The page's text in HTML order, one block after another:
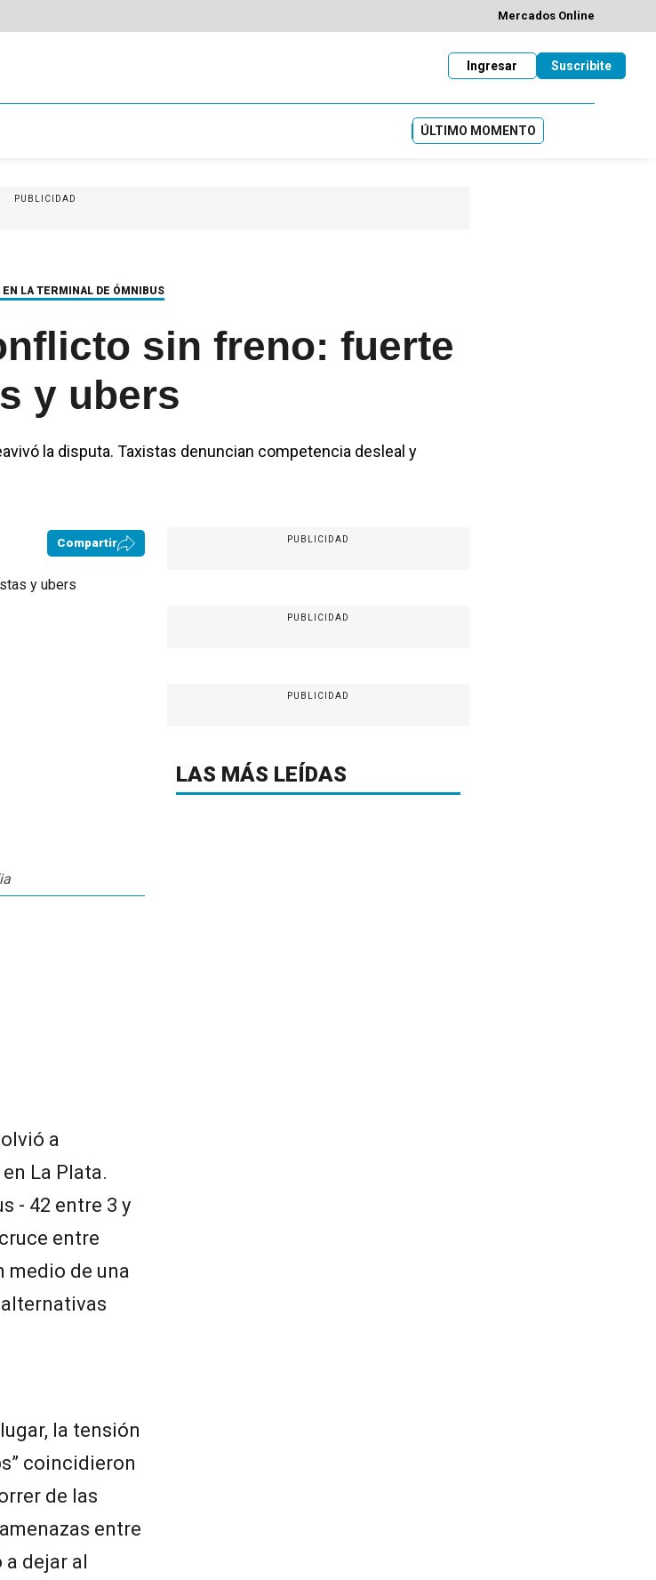
Mercados Online
Suscribite
Ingresar
ÚLTIMO MOMENTO
PUBLICIDAD
LA TERMINAL DE ÓMNIBUS
sin freno: fuerte
y ubers
la disputa. Taxistas denuncian competencia desleal y
Compartir
a
La Plata.
- 42 entre 3 y
entre
medio de una
la tensión
coincidieron
de las
entre
a dejar al
PUBLICIDAD
PUBLICIDAD
PUBLICIDAD
LAS MÁS LEÍDAS